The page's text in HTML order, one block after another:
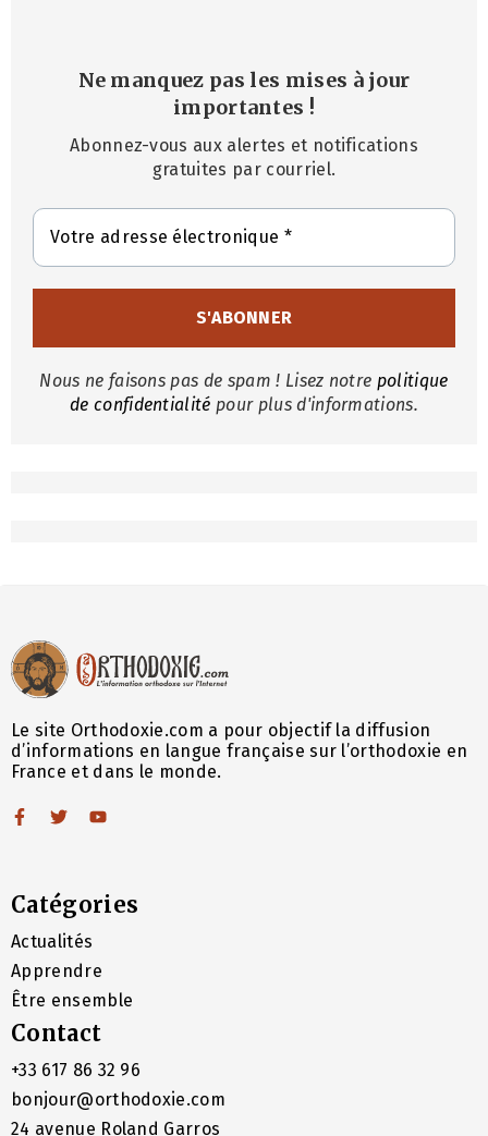
Ne manquez pas les mises à jour
importantes !
Abonnez-vous aux alertes et notifications
gratuites par courriel.
Nous ne faisons pas de spam ! Lisez notre politique
de confidentialité pour plus d'informations.
Le site Orthodoxie.com a pour objectif la diffusion
d’informations en langue française sur l’orthodoxie en
France et dans le monde.
Catégories
Actualités
Apprendre
Être ensemble
Contact
+33 617 86 32 96
bonjour@orthodoxie.com
24 avenue Roland Garros